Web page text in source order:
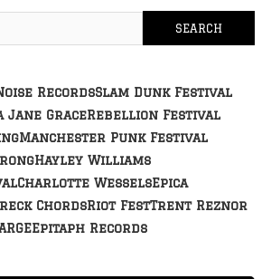
RecordsSlam Dunk Festival
Jane GraceRebellion Festival
Manchester Punk Festival
Hayley Williams
Charlotte WesselsEpica
ChordsRiot FestTrent Reznor
Epitaph Records